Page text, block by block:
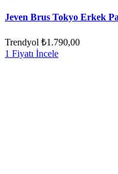
Jeven Brus Tokyo Erkek
Trendyol ₺1.790,00
1 Fiyatı İncele